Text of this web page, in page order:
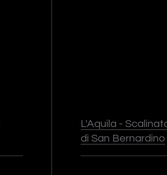
L'Aquila -
di San Bernardino